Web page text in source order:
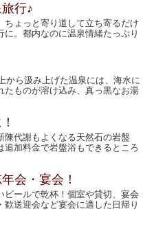
行♪
ちょっと寄り道して立ち寄るだけ
に。都内なのに温泉情緒たっぷり
から汲み上げた温泉には、海水に
たものが溶け込み、真っ黒なお湯
陳代謝もよくなる天然石の岩盤
追加料金で岩盤浴もできるところ
会・宴会！
ビールで乾杯！個室や貸切、宴会
歓送迎会など宴会に適した日帰り